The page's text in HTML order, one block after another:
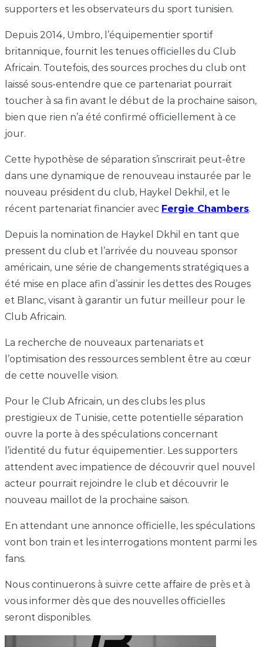
supporters et les observateurs du sport tunisien.
Depuis 2014, Umbro, l’équipementier sportif
britannique, fournit les tenues officielles du Club
Africain. Toutefois, des sources proches du club ont
laissé sous-entendre que ce partenariat pourrait
toucher à sa fin avant le début de la prochaine saison,
bien que rien n’a été confirmé officiellement à ce
jour.
Cette hypothèse de séparation s’inscrirait peut-être
dans une dynamique de renouveau instaurée par le
nouveau président du club, Haykel Dekhil, et le
récent partenariat financier avec Fergie Chambers.
Depuis la nomination de Haykel Dkhil en tant que
pressent du club et l’arrivée du nouveau sponsor
américain, une série de changements stratégiques a
été mise en place afin d’assinir les dettes des Rouges
et Blanc, visant à garantir un futur meilleur pour le
Club Africain.
La recherche de nouveaux partenariats et
l’optimisation des ressources semblent être au cœur
de cette nouvelle vision.
Pour le Club Africain, un des clubs les plus
prestigieux de Tunisie, cette potentielle séparation
ouvre la porte à des spéculations concernant
l’identité du futur équipementier. Les supporters
attendent avec impatience de découvrir quel nouvel
acteur pourrait rejoindre le club et découvrir le
nouveau maillot de la prochaine saison.
En attendant une annonce officielle, les spéculations
vont bon train et les interrogations montent parmi les
fans.
Nous continuerons à suivre cette affaire de près et à
vous informer dès que des nouvelles officielles
seront disponibles.